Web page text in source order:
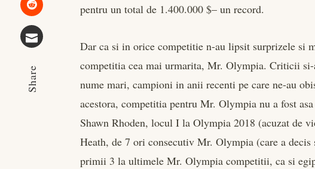
Stumbleupon
Share
pentru un total de 1.400.000 $– un record.
Dar ca si in orice competitie n-au lipsit surprizele si
competitia cea mai urmarita, Mr. Olympia. Criticii
nume mari, campioni in anii recenti pe care ne-au
acestora, competitia pentru Mr. Olympia nu a fost
Shawn Rhoden, locul I la Olympia 2018 (acuzat de
Heath, de 7 ori consecutiv Mr. Olympia (care a
primii 3 la ultimele Mr. Olympia competitii, ca si